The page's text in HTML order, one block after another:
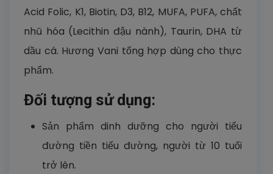
Acid Folic, K1, Biotin, D3, B12, MUFA, PUFA, chất
nhũ hóa (Lecithin đậu nành), Taurin, DHA từ
dầu cá. Hương Vani tổng hợp dùng cho thực
phẩm.
Đối tượng sử dụng:
Sản phẩm dinh dưỡng cho người tiểu
đường tiền tiểu đường, người từ 10 tuổi
trở lên.